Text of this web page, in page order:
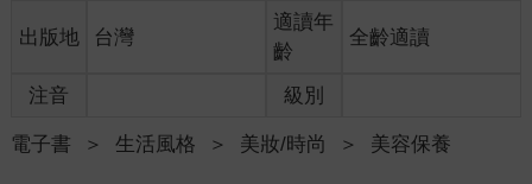
出版地 台灣
適讀年
齡
全齡適讀
注音 級別
電子書 ＞ 生活風格 ＞ 美妝/時尚 ＞ 美容保養